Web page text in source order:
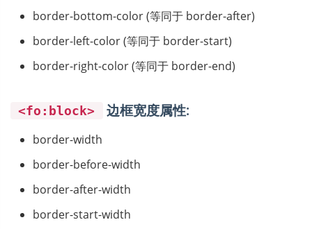
border-bottom-color (等同于 border-after)
border-left-color (等同于 border-start)
border-right-color (等同于 border-end)
<fo:block> 边框宽度属性:
border-width
border-before-width
border-after-width
border-start-width